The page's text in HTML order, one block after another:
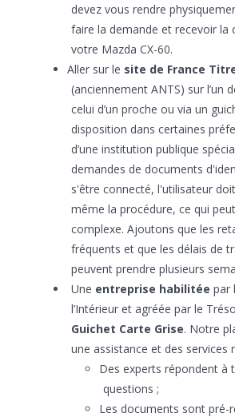
devez vous rendre
faire la demande et recevoir la
votre Mazda CX-60.
Aller sur le site de France
(anciennement ANTS) sur l’un
celui d’un proche ou via un
disposition dans certaines
d’une institution publique
demandes de documents
s'être connecté, l'utilisateur
même la procédure, ce qui
complexe. Ajoutons que les
fréquents et que les délais de
peuvent prendre plusieurs
Une entreprise habilitée par
l’Intérieur et agréée par le
Guichet Carte Grise. Notre
une assistance et des services
Des experts répondent à
questions ;
Les documents sont pré-